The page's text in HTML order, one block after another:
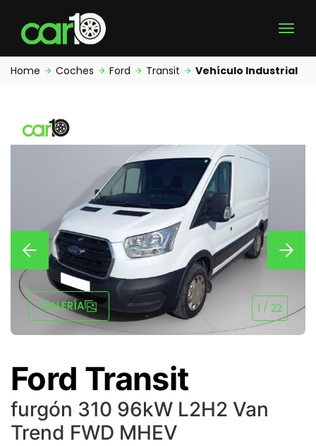
Home Coches Ford Transit Vehículo Industrial
GALERÍA 1 / 22
Ford Transit
furgón 310 96kW L2H2 Van
Trend FWD MHEV